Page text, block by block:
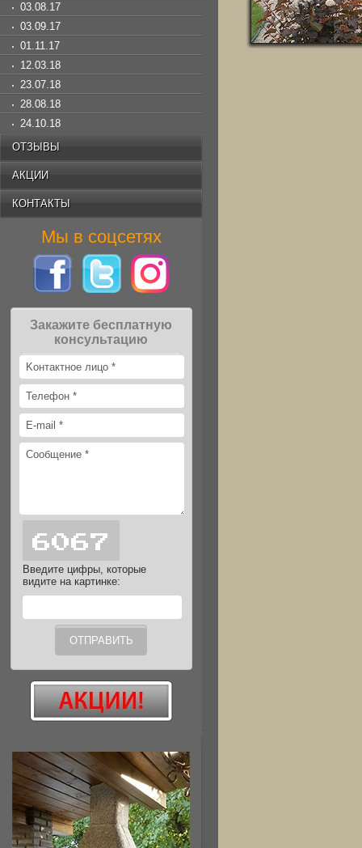
03.08.17
03.09.17
01.11.17
12.03.18
23.07.18
28.08.18
24.10.18
ОТЗЫВЫ
АКЦИИ
КОНТАКТЫ
Мы в соцсетях
Закажите бесплатную
консультацию
Введите цифры, которые
видите на картинке: